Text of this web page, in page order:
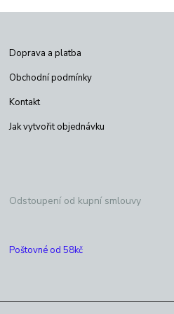
Doprava a platba
Obchodní podmínky
Kontakt
Jak vytvořit objednávku
Odstoupení od kupní smlouvy
Poštovné od 58kč